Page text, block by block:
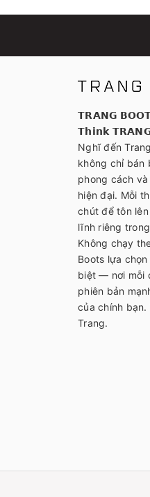
𝗧𝗥𝗔𝗡𝗚
𝗧𝗵𝗶𝗻𝗸 𝗧𝗥𝗔𝗡𝗚.
Nghĩ đến
không chỉ bán
phong cách
hiện đại. Mỗi
chút để tôn
lĩnh riêng
Không chạy
Boots lựa
biệt — nơi mỗi
phiên bản
của chính bạn.
Trang.